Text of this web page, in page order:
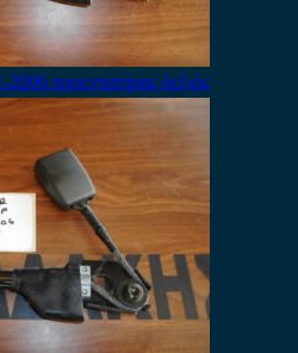
προεντατήρας δεξιός